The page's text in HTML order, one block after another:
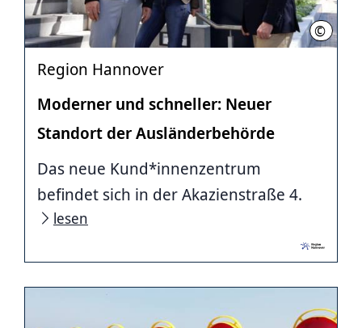
©
Region Hannover
Moderner und schneller: Neuer
Standort der Ausländerbehörde
Das neue Kund*innenzentrum
befindet sich in der Akazienstraße 4.
lesen